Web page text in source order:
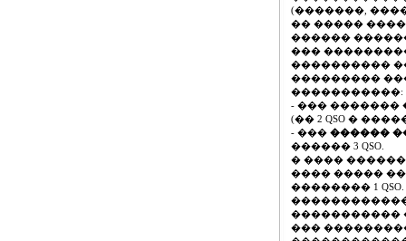
(�������,
�� �����
������
���
����������
���������
�����������:
- ��� �������
(�� 2 QSO �
- ��� ������
������ 3 QSO.
� ����
���� �����
�������� 1 QSO.
�����������
���